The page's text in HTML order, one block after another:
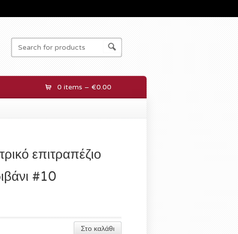
0 items – €0.00
επιτραπέζιο
#10
Στο καλάθι